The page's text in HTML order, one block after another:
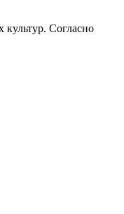
культур. Согласно